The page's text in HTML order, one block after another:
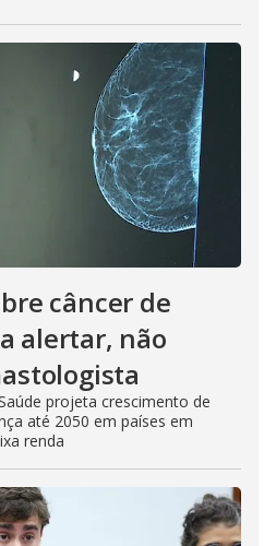
câncer de
alertar, não
projeta crescimento de
até 2050 em países em
renda